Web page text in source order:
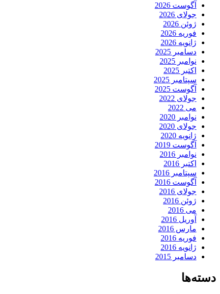
آگوست 2026
جولای 2026
ژوئن 2026
فوریه 2026
ژانویه 2026
دسامبر 2025
نوامبر 2025
اکتبر 2025
سپتامبر 2025
آگوست 2025
جولای 2022
می 2022
نوامبر 2020
جولای 2020
ژانویه 2020
آگوست 2019
نوامبر 2016
اکتبر 2016
سپتامبر 2016
آگوست 2016
جولای 2016
ژوئن 2016
می 2016
آوریل 2016
مارس 2016
فوریه 2016
ژانویه 2016
دسامبر 2015
دسته‌ها